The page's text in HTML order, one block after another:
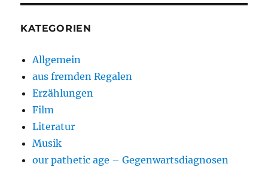
KATEGORIEN
Allgemein
aus fremden Regalen
Erzählungen
Film
Literatur
Musik
our pathetic age – Gegenwartsdiagnosen